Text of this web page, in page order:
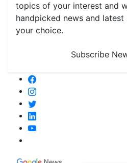
topics of your interest and
handpicked news and
your choice.
Subscribe